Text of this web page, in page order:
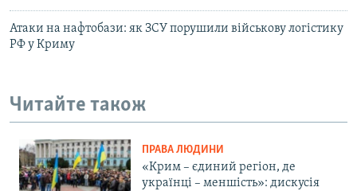
Атаки на нафтобази: як ЗСУ порушили військову логістику
РФ у Криму
Читайте також
ПРАВА ЛЮДИНИ
«Крим – єдиний регіон, де
українці – меншість»: дискусія